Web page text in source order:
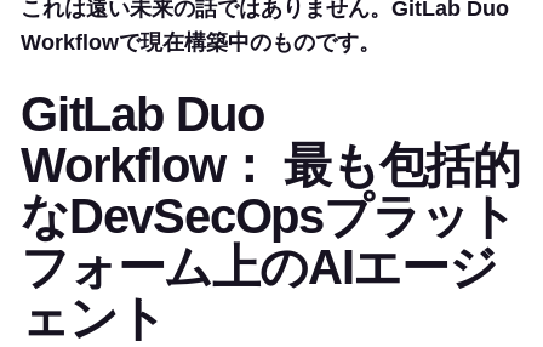
これは遠い未来の話ではありません。GitLab Duo
Workflowで現在構築中のものです。
GitLab Duo
Workflow： 最も包括的
なDevSecOpsプラット
フォーム上のAIエージ
ェント